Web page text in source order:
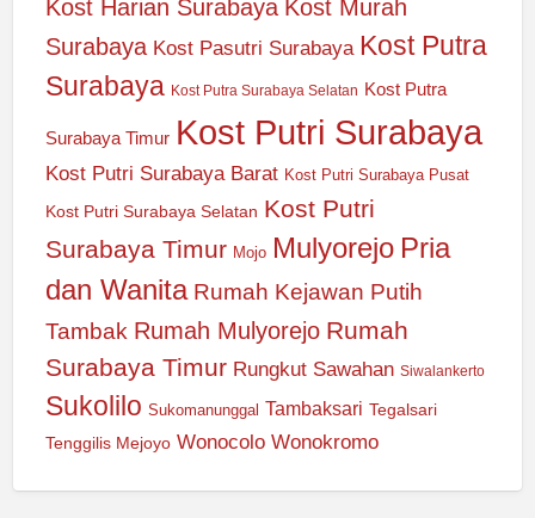
Kost Harian Surabaya Kost Murah
Surabaya Kost Pasutri Surabaya Kost Putra
Surabaya Kost Putra Surabaya Selatan Kost Putra
Surabaya Timur Kost Putri Surabaya
Kost Putri Surabaya Barat Kost Putri Surabaya Pusat
Kost Putri Surabaya Selatan Kost Putri
Surabaya Timur Mojo Mulyorejo Pria
dan Wanita Rumah Kejawan Putih
Tambak Rumah Mulyorejo Rumah
Surabaya Timur Rungkut Sawahan Siwalankerto
Sukolilo Sukomanunggal Tambaksari Tegalsari
Tenggilis Mejoyo Wonocolo Wonokromo